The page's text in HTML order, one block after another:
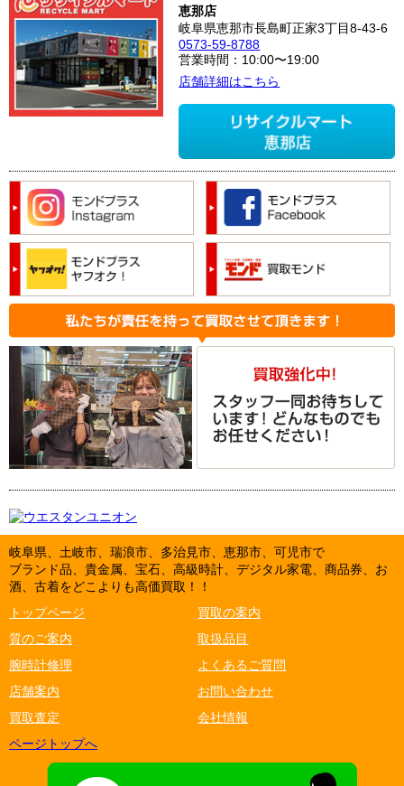
恵那店
岐阜県恵那市長島町正家3丁目8-43-6
0573-59-8788
営業時間：10:00〜19:00
店舗詳細はこちら
岐阜県、土岐市、瑞浪市、多治見市、恵那市、可児市で
ブランド品、貴金属、宝石、高級時計、デジタル家電、商品券、お
酒、古着をどこよりも高価買取！！
トップページ
買取の案内
質のご案内
取扱品目
腕時計修理
よくあるご質問
店舗案内
お問い合わせ
買取査定
会社情報
ページトップへ